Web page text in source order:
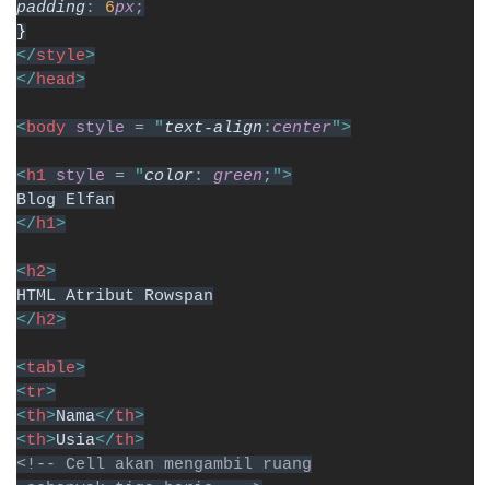
padding: 6px;
}
</style>
</head>
<body style = " text-align : center">
<h1 style = "color: green ; ">
Blog Elfan
</h1>
<h2>
HTML Atribut Rowspan
</h2>
<table>
<tr>
<th>Nama</th>
<th>Usia</th>
<!-- Cell akan mengambil ruang